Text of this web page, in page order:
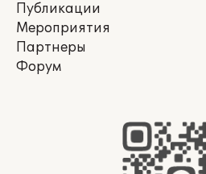
Публикации
Мероприятия
Партнеры
Форум